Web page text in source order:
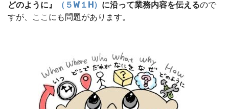
どのように』 （５W１H） に沿って業務内容を伝えるので
すが、ここにも問題があります。